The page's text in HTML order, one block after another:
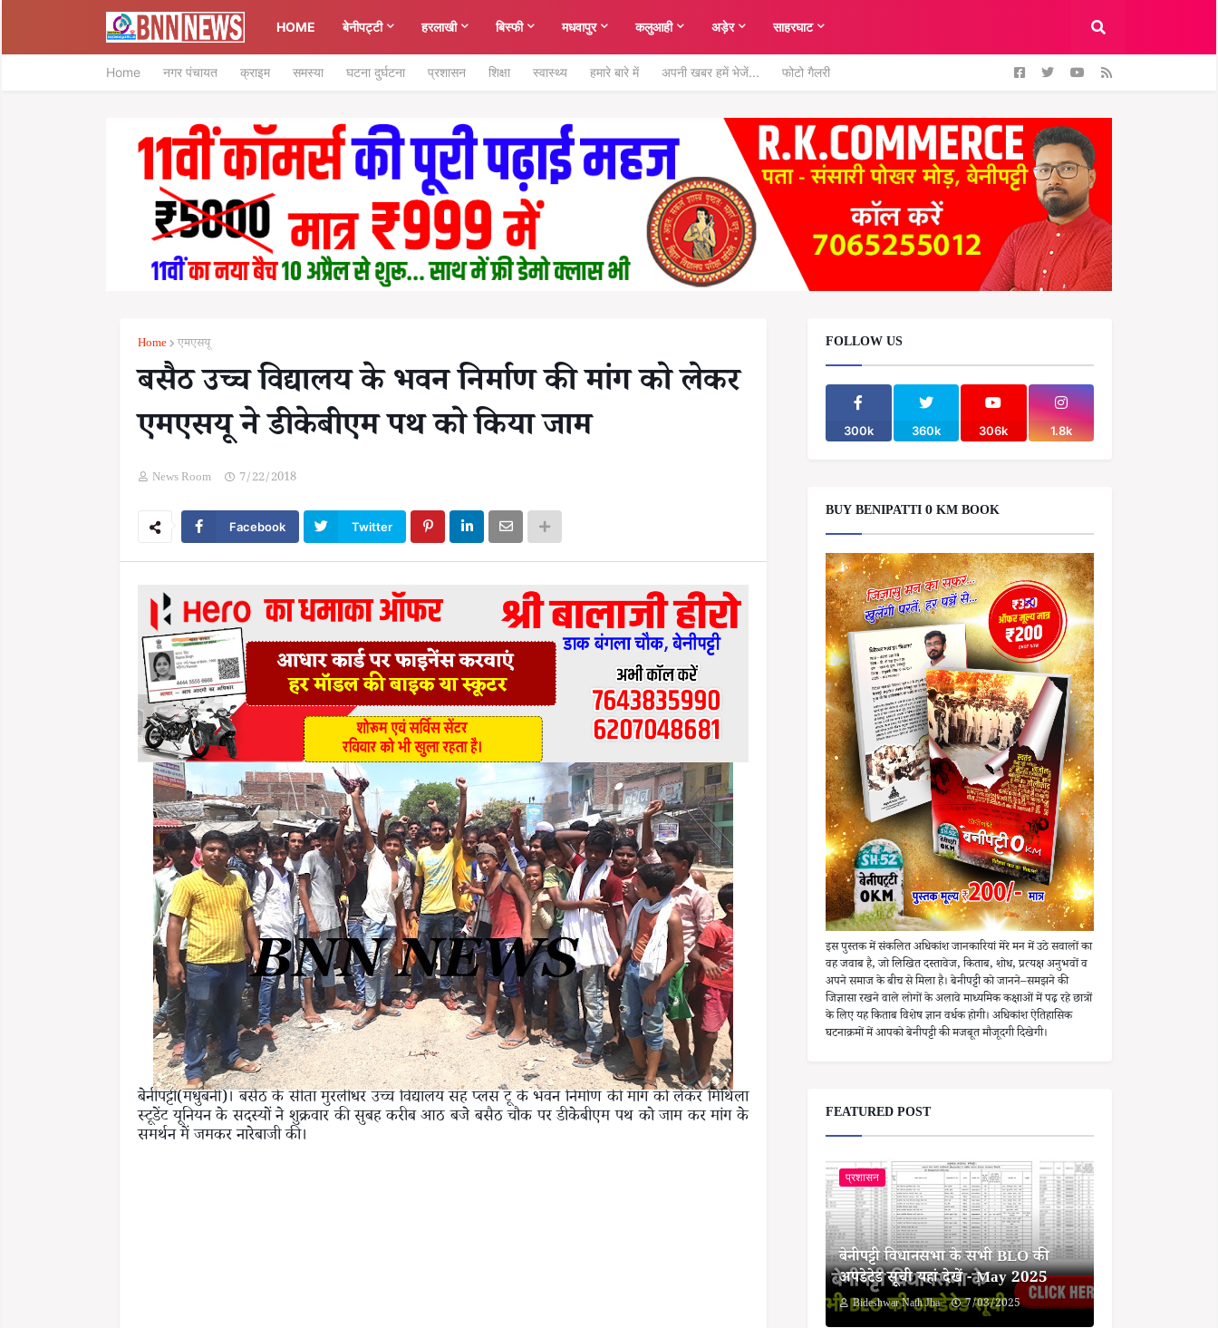
HOME बेनीपट्टी हरलाखी बिस्फी मधवापुर कलुआही अड़ेर साहरघाट
Home नगर पंचायत क्राइम समस्या घटना दुर्घटना प्रशासन शिक्षा स्वास्थ्य हमारे बारे में अपनी खबर हमें भेजें... फोटो गैलरी
Home एमएसयू
बसैठ उच्च विद्यालय के भवन निर्माण की मांग को लेकर
एमएसयू ने डीकेबीएम पथ को किया जाम
News Room 7/22/2018
Facebook Twitter
बेनीपट्टी(मधुबनी)। बसैठ के सीता मुरलीधर उच्च विद्यालय सह प्लस टू के भवन निर्माण की मांग को लेकर मिथिला
स्टूडेंट यूनियन के सदस्यों ने शुक्रवार की सुबह करीब आठ बजे बसैठ चौक पर डीकेबीएम पथ को जाम कर मांग के
समर्थन में जमकर नारेबाजी की।
FOLLOW US
300k 360k 306k 1.8k
BUY BENIPATTI 0 KM BOOK
इस पुस्तक में संकलित अधिकांश जानकारियां मेरे मन में उठे सवालों का
वह जवाब है, जो लिखित दस्तावेज, किताब, शोध, प्रत्यक्ष अनुभवों व
अपने समाज के बीच से मिला है। बेनीपट्टी को जानने–समझने की
जिज्ञासा रखने वाले लोगों के अलावे माध्यमिक कक्षाओं में पढ़ रहे छात्रों
के लिए यह किताब विशेष ज्ञान वर्धक होगी। अधिकांश ऐतिहासिक
घटनाक्रमों में आपको बेनीपट्टी की मजबूत मौजूदगी दिखेगी।
FEATURED POST
प्रशासन
बेनीपट्टी विधानसभा के सभी BLO की
अपडेटेड सूची यहां देखें - May 2025
Bideshwar Nath Jha 7/03/2025